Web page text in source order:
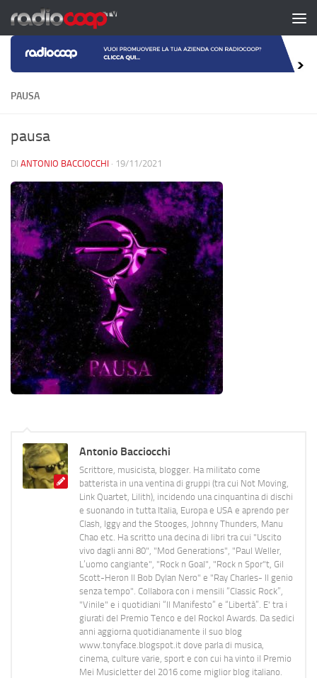
Salta al contenuto
PAUSA
pausa
DI ANTONIO BACCIOCCHI · 19/11/2021
Antonio Bacciocchi
Scrittore, musicista, blogger. Ha militato come
batterista in una ventina di gruppi (tra cui Not Moving,
Link Quartet, Lilith), incidendo una cinquantina di dischi
e suonando in tutta Italia, Europa e USA e aprendo per
Clash, Iggy and the Stooges, Johnny Thunders, Manu
Chao etc. Ha scritto una decina di libri tra cui "Uscito
vivo dagli anni 80", "Mod Generations", "Paul Weller,
L’uomo cangiante", "Rock n Goal", "Rock n Spor"t, Gil
Scott-Heron Il Bob Dylan Nero" e "Ray Charles- Il genio
senza tempo". Collabora con i mensili “Classic Rock”,
"Vinile" e i quotidiani “Il Manifesto” e “Libertà”. E' tra i
giurati del Premio Tenco e del Rockol Awards. Da sedici
anni aggiorna quotidianamente il suo blog
www.tonyface.blogspot.it dove parla di musica,
cinema, culture varie, sport e con cui ha vinto il Premio
Mei Musicletter del 2016 come miglior blog italiano.